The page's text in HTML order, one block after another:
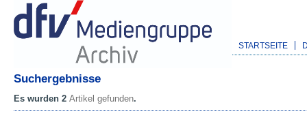
STARTSEITE
Suchergebnisse
Es wurden 2 Artikel gefunden.